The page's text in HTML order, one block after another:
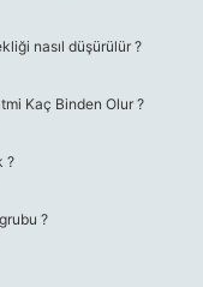
nasıl düşürülür ?
Kaç Binden Olur ?
?
?